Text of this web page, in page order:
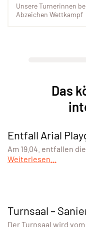
Unsere Turnerinnen
Abzeichen Wettkampf
Das
Entfall Arial
Am 19.04. entfallen
Weiterlesen...
Turnsaal –
Der Turnsaal wird